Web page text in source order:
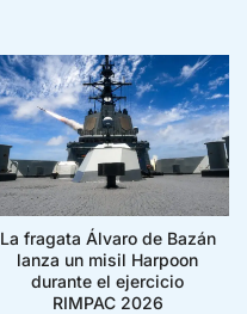
La fragata Álvaro de Bazán
lanza un misil Harpoon
durante el ejercicio
RIMPAC 2026